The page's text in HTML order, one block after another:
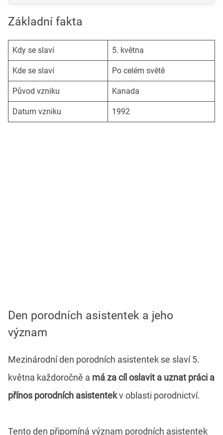
Základní fakta
Kdy se slaví 5. května
Kde se slaví Po celém světě
Původ vzniku Kanada
Datum vzniku 1992
Den porodních asistentek a jeho
význam
Mezinárodní den porodních asistentek se slaví 5.
května každoročně a má za cíl oslavit a uznat práci a
přínos porodních asistentekv oblasti porodnictví.
Tento den připomíná význam porodních asistentek